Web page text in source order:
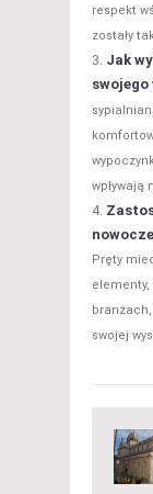
respekt
zostały
Jak
wpływają
Pręty
swojej